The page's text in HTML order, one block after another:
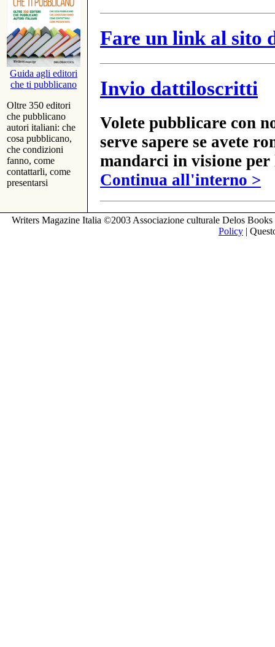
Guida agli editori
che ti pubblicano
Oltre 350 editori
che pubblicano
autori italiani: che
cosa pubblicano,
che condizioni
fanno, come
contattarli, come
presentarsi
Fare un link al sito
Invio dattiloscritti
Volete pubblicare con
serve sapere se avete
mandarci in visione
Continua all'interno >
Writers Magazine Italia ©2003 Associazione culturale Delos
Policy |